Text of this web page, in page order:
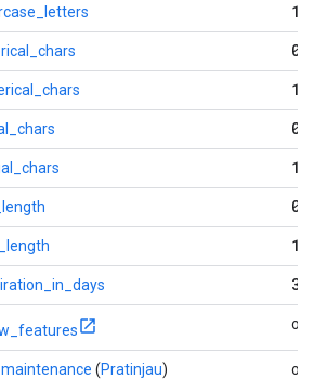
0
0
0
30
off
(Pratinjau) off